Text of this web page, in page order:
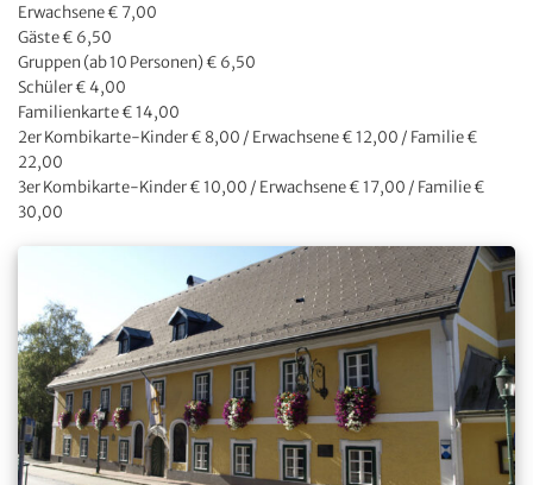
Erwachsene € 7,00
Gäste € 6,50
Gruppen (ab 10 Personen) € 6,50
Schüler € 4,00
Familienkarte € 14,00
2er Kombikarte-Kinder € 8,00 / Erwachsene € 12,00 / Familie €
22,00
3er Kombikarte-Kinder € 10,00 / Erwachsene € 17,00 / Familie €
30,00